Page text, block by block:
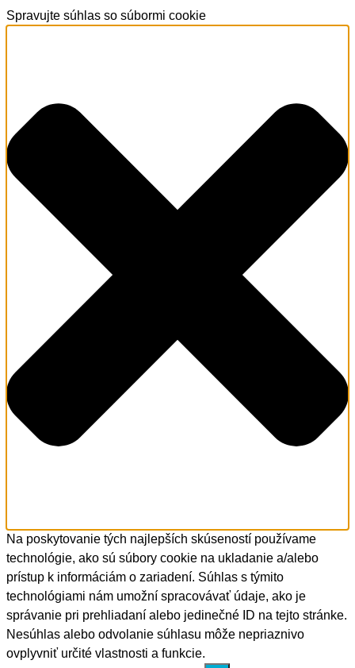
Spravujte súhlas so súbormi cookie
Na poskytovanie tých najlepších skúseností používame
technológie, ako sú súbory cookie na ukladanie a/alebo
prístup k informáciám o zariadení. Súhlas s týmito
technológiami nám umožní spracovávať údaje, ako je
správanie pri prehliadaní alebo jedinečné ID na tejto stránke.
Nesúhlas alebo odvolanie súhlasu môže nepriaznivo
ovplyvniť určité vlastnosti a funkcie.